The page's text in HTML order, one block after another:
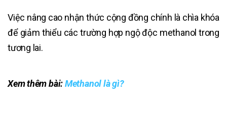
Việc nâng cao nhận thức cộng đồng chính là chìa khóa
để giảm thiểu các trường hợp ngộ độc methanol trong
tương lai.
Xem thêm bài:Methanol là gì?